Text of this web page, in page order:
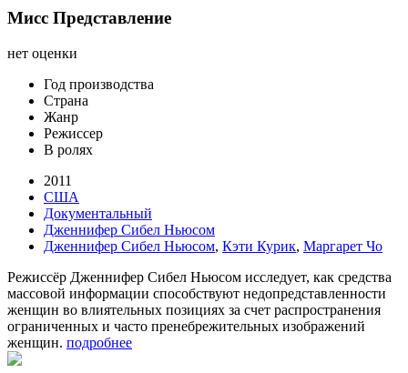
Мисс Представление
нет оценки
Год производства
Страна
Жанр
Режиссер
В ролях
2011
США
Документальный
Дженнифер Сибел Ньюсом
Дженнифер Сибел Ньюсом, Кэти Курик, Маргарет Чо
Режиссёр Дженнифер Сибел Ньюсом исследует, как средства
массовой информации способствуют недопредставленности
женщин во влиятельных позициях за счет распространения
ограниченных и часто пренебрежительных изображений
женщин. подробнее